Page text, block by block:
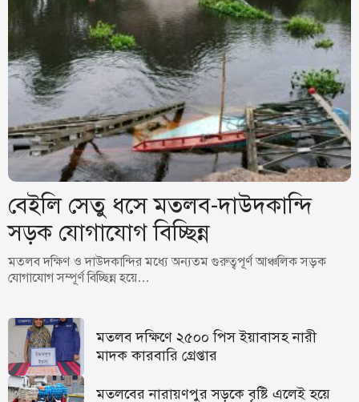
বেইলি সেতু ধসে মতলব-দাউদকান্দি
সড়ক যোগাযোগ বিচ্ছিন্ন
মতলব দক্ষিণ ও দাউদকান্দির মধ্যে অন্যতম গুরুত্বপূর্ণ আঞ্চলিক সড়ক
যোগাযোগ সম্পূর্ণ বিচ্ছিন্ন হয়ে…
মতলব দক্ষিণে ২৫০০ পিস ইয়াবাসহ নারী
মাদক কারবারি গ্রেপ্তার
মতলবের নারায়ণপুর সড়কে বৃষ্টি এলেই হয়ে